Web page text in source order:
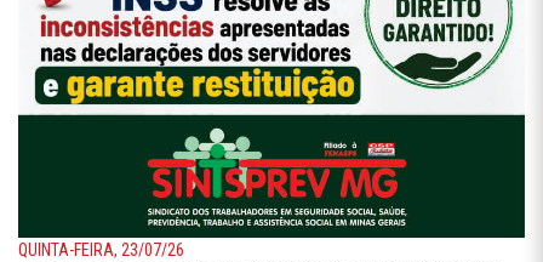
QUINTA-FEIRA, 23/07/26